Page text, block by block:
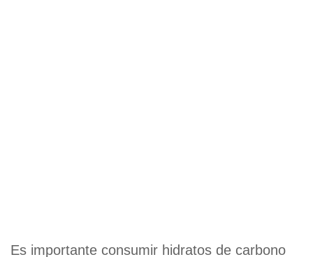
Es importante consumir hidratos de carbono